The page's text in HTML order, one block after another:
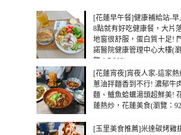
[花蓮早午餐]健康補給站-早
8點就有好吃健康餐，大片
地窗很舒服，蛋白質十足!
諾醫院健康管理中心大樓(瀏
覽：5,302)
[花蓮宵夜]宵夜人家-這家熱
蔥油拌麵香到不行! 濃郁牛
麵、鱸魚蛤蠣湯頭超鮮美!
蓮熱炒，花蓮美食(瀏覽：
[玉里美食推薦]米達碳烤雞